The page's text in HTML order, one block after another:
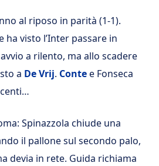
al riposo in parità (1-1).
ha visto l’Inter passare in
a rilento, ma allo scadere
a De Vrij. Contee Fonseca
Spinazzola chiude una
il pallone sul secondo palo,
devia in rete. Guida richiama